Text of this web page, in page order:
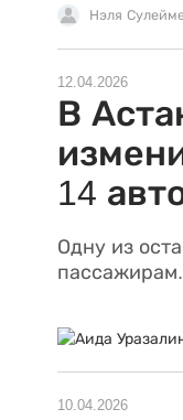
Нэля
12.04.2026
В
14
Одну из
пассажирам.
10.04.2026